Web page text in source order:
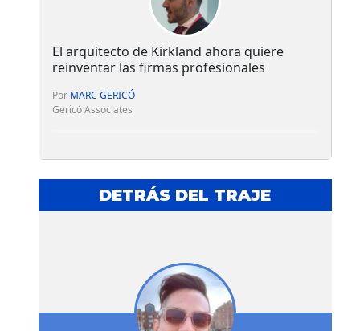
El arquitecto de Kirkland ahora quiere
reinventar las firmas profesionales
Por MARC GERICÓ
Gericó Associates
DETRÁS DEL TRAJE